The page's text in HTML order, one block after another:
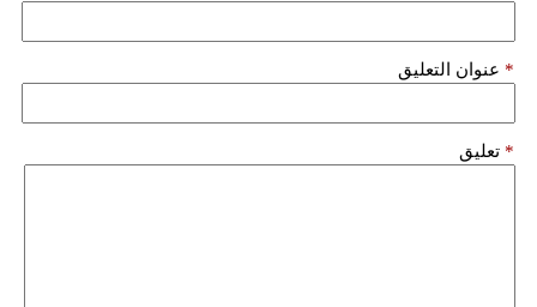
عنوان التعليق *
تعليق *